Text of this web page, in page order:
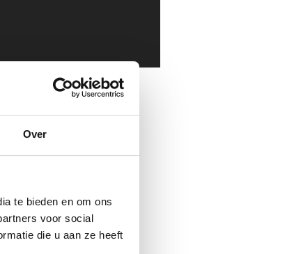
Over
te bieden en om ons
voor social
die u aan ze heeft